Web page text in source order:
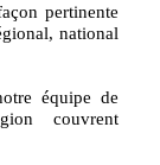
pertinente
national
équipe de
couvrent